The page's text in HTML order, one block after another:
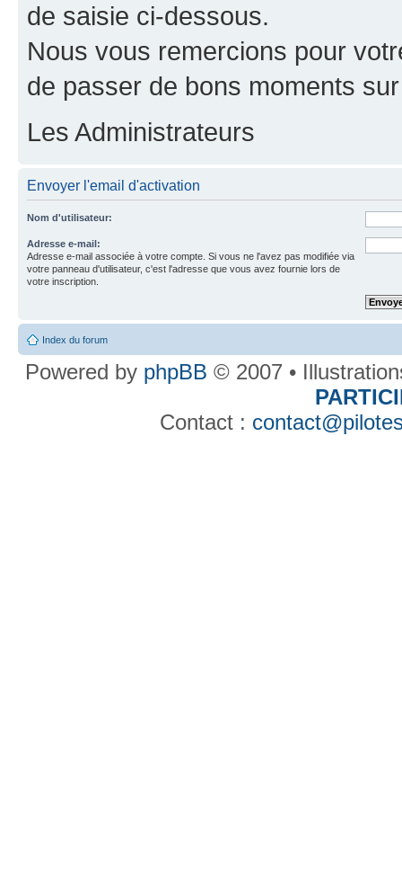
de saisie ci-dessous.
Nous vous remercions pour
de passer de bons moments
Les Administrateurs
Envoyer l'email d'activation
Nom d'utilisateur:
Adresse e-mail:
Adresse e-mail associée à votre compte. Si vous ne l'avez pas modifiée via
votre panneau d'utilisateur, c'est l'adresse que vous avez fournie lors de
votre inscription.
Index du forum
Powered by phpBB © 2007 •
Contact :